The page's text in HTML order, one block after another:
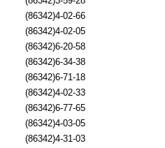
(86342)4-02-66
(86342)4-02-05
(86342)6-20-58
(86342)6-34-38
(86342)6-71-18
(86342)4-02-33
(86342)6-77-65
(86342)4-03-05
(86342)4-31-03